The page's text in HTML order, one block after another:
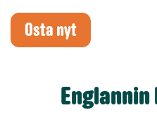
Osta nyt